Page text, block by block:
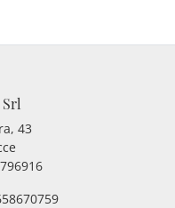
43